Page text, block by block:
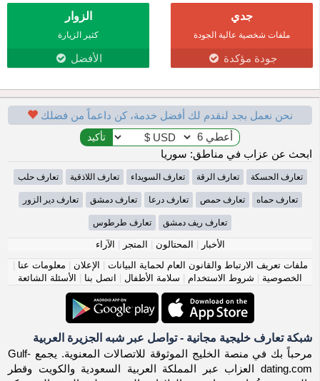
جدي
ملفات شخصية عالية الجودة
جودة مؤكدة
الزوار
كثير الزيارة
الأفضل
نحن نعمل بجد لنقدم لك أفضل خدمة، كن داعماً من فضلك
ابحث عن عزاب في مناطق: سوريا
تعارف الحسكة تعارف الرقة تعارف السويداء تعارف اللاذقية تعارف حلب
تعارف حماه تعارف حمص تعارف درعا تعارف دمشق تعارف دير الزور
تعارف ريف دمشق تعارف طرطوس
الأخبار | المحتالون | المتجر | الآراء
ملفات تعريف الارتباط والقانون العام لحماية البيانات | الإعلان | معلومات عنا |
الخصوصية | شروط الاستخدام | سلامة الأطفال | اتصل بنا | الأسئلة الشائعة
شبكة تعارف خليجية مجانية - تواصل عبر شبه الجزيرة العربية
مرحباً بك في منصة الخليج الموثوقة للاتصالات المعنوية. يجمع Gulf-
dating.com العزاب عبر المملكة العربية السعودية والكويت وقطر